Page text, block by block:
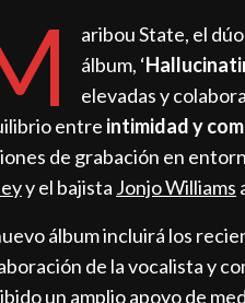
aribou State, el
álbum, ‘
elevadas y
entre intimidad y
de grabación en
y el bajista Jonjo Williams
álbum incluirá los
de la vocalista y
un amplio apoyo de